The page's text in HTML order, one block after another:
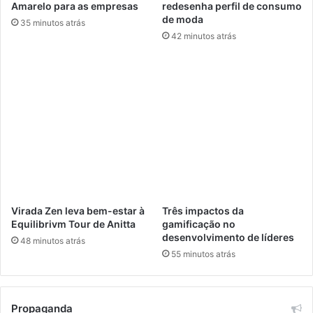
l
i
a
s
Amarelo para as empresas
35 minutos atrás
redesenha perfil de consumo
de moda
42 minutos atrás
Virada Zen leva bem-estar à
Equilibrivm Tour de Anitta
48 minutos atrás
Três impactos da
gamificação no
desenvolvimento de líderes
55 minutos atrás
Propaganda